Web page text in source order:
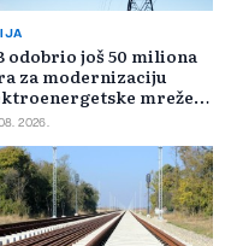
odobrio još 50 miliona
za modernizaciju
mreže
2026.